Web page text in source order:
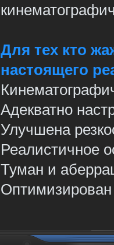
Для тех кто
настоящего
Адекватно
Улучшена
Реалистичное
Туман и